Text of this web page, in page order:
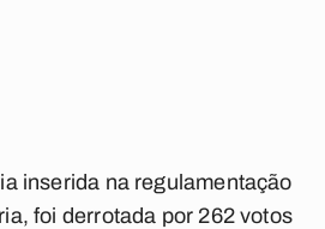
inserida na regulamentação
foi derrotada por 262 votos